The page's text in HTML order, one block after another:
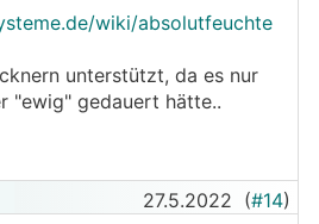
wiki/absolutfeuchte
unterstützt, da es nur
"ewig" gedauert hätte..
27.5.2022 (#14)